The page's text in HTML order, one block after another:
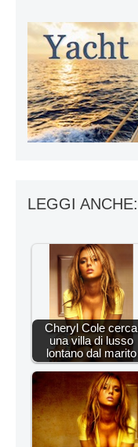
LEGGI ANCHE:
Cheryl Cole cerca
una villa di lusso
lontano dal marito